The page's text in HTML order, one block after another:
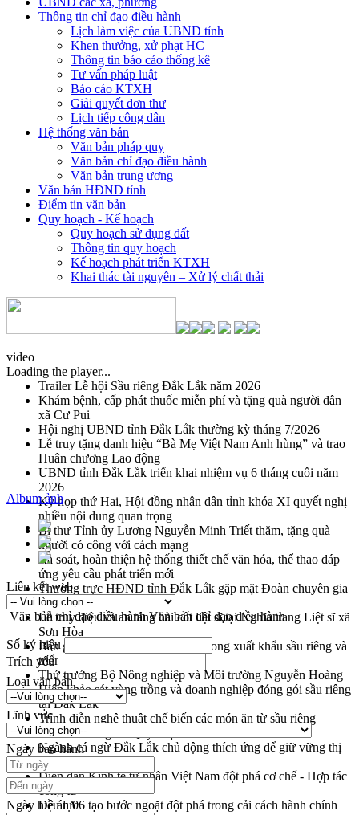
Thông tin chỉ đạo điều hành
Lịch làm việc của UBND tỉnh
Khen thưởng, xử phạt HC
Thông tin báo cáo thống kê
Tư vấn pháp luật
Báo cáo KTXH
Giải quyết đơn thư
Lịch tiếp công dân
Hệ thống văn bản
Văn bản pháp quy
Văn bản chỉ đạo điều hành
Văn bản trung ương
Văn bản HĐND tỉnh
Điểm tin văn bản
Quy hoạch - Kế hoạch
Quy hoạch sử dụng đất
Thông tin quy hoạch
Kế hoạch phát triển KTXH
Khai thác tài nguyên – Xử lý chất thải
video
Loading the player...
Trailer Lễ hội Sầu riêng Đắk Lắk năm 2026
Khám bệnh, cấp phát thuốc miễn phí và tặng quà người dân
xã Cư Pui
Hội nghị UBND tỉnh Đắk Lắk thường kỳ tháng 7/2026
Lễ truy tặng danh hiệu “Bà Mẹ Việt Nam Anh hùng” và trao
Huân chương Lao động
UBND tỉnh Đắk Lắk triển khai nhiệm vụ 6 tháng cuối năm
2026
Kỳ họp thứ Hai, Hội đồng nhân dân tỉnh khóa XI quyết nghị
nhiều nội dung quan trọng
Bí thư Tỉnh ủy Lương Nguyễn Minh Triết thăm, tặng quà
người có công với cách mạng
Rà soát, hoàn thiện hệ thống thiết chế văn hóa, thể thao đáp
ứng yêu cầu phát triển mới
Thường trực HĐND tỉnh Đắk Lắk gặp mặt Đoàn chuyên gia
y tế TP. Hồ Chí Minh
Lễ truy điệu và an táng hài cốt liệt sĩ tại Nghĩa trang Liệt sĩ xã
Sơn Hòa
Bàn giải pháp tháo gỡ khó khăn trong xuất khẩu sầu riêng và
triển khai quy định EUDR
Thứ trưởng Bộ Nông nghiệp và Môi trường Nguyễn Hoàng
Hiệp khảo sát vùng trồng và doanh nghiệp đóng gói sầu riêng
tại Đắk Lắk
Trình diễn nghệ thuật chế biến các món ăn từ sầu riêng
Đắk Lắk công bố Quy hoạch và xúc tiến đầu tư tỉnh
Ngành cá ngừ Đắk Lắk chủ động thích ứng để giữ vững thị
trường xuất khẩu
Diễn đàn Kinh tế tư nhân Việt Nam đột phá cơ chế - Hợp tác
công tư
Đề án 06 tạo bước ngoặt đột phá trong cải cách hành chính
Album ảnh
Liên kết web
Văn bản chỉ đạo điều hành Văn bản chỉ đạo điều hành
Số ký hiệu
Trích yếu
Loại văn bản
Lĩnh vực
Ngày ban hành
Ngày hiệu lực